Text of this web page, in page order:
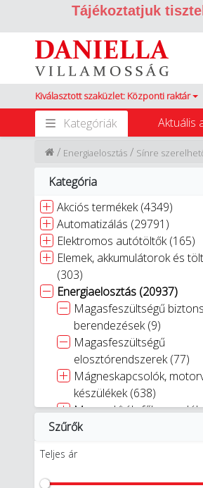
Tájékoztatjuk
Kiválasztott szaküzlet: Központi raktár
Kategóriák Aktuális
Sínre
/
Energiaelosztás
/
Kategória
Akciós termékek (4349)
Automatizálás (29791)
Elektromos autótöltők (165)
Elemek, akkumulátorok és
(303)
Energiaelosztás (20937)
Magasfeszültségű
berendezések (9)
Magasfeszültségű
elosztórendszerek (77)
Mágneskapcsolók,
készülékek (638)
Megszakítók,
Mérőberendezés (598)
Sínre szerelhető
Szűrők
Teljes ár